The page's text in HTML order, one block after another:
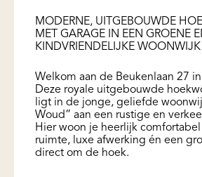
MODERNE, UITGEBOUWDE
MET GARAGE IN EEN GROENE
KINDVRIENDELIJKE WOONWIJK
Welkom aan de Beukenlaan 27
Deze royale uitgebouwde
ligt in de jonge, geliefde
Woud” aan een rustige en
Hier woon je heerlijk
ruimte, luxe afwerking én een
direct om de hoek.